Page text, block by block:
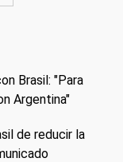
Brasil: "Para
Argentina"
de reducir la